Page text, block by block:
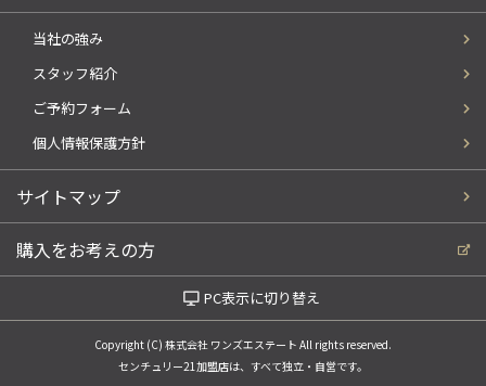
当社の強み
スタッフ紹介
ご予約フォーム
個人情報保護方針
サイトマップ
購入をお考えの方
PC表示に切り替え
Copyright (C) 株式会社 ワンズエステート All rights reserved.
センチュリー21加盟店は、すべて独立・自営です。